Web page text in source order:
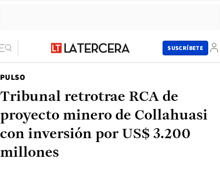
SUSCRÍBETE
PULSO
Tribunal retrotrae RCA de
proyecto minero de Collahuasi
con inversión por US$ 3.200
millones